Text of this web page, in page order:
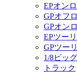
EPオン
GPオフ
GPオン
EPツー
GPツー
1/8ビッ
トラック